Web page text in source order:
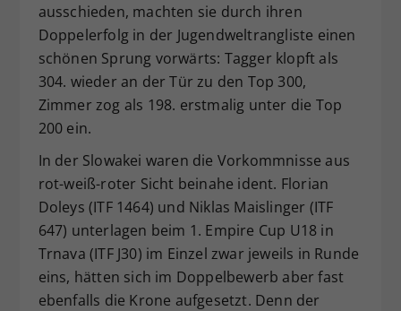
ausschieden, machten sie durch ihren
Doppelerfolg in der Jugendweltrangliste einen
schönen Sprung vorwärts: Tagger klopft als
304. wieder an der Tür zu den Top 300,
Zimmer zog als 198. erstmalig unter die Top
200 ein.
In der Slowakei waren die Vorkommnisse aus
rot-weiß-roter Sicht beinahe ident. Florian
Doleys (ITF 1464) und Niklas Maislinger (ITF
647) unterlagen beim 1. Empire Cup U18 in
Trnava (ITF J30) im Einzel zwar jeweils in Runde
eins, hätten sich im Doppelbewerb aber fast
ebenfalls die Krone aufgesetzt. Denn der